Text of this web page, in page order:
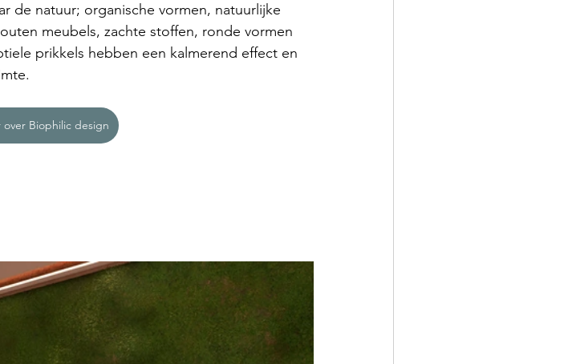
de natuur; organische vormen, natuurlijke
meubels, zachte stoffen, ronde vormen
prikkels hebben een kalmerend effect en
over Biophilic design